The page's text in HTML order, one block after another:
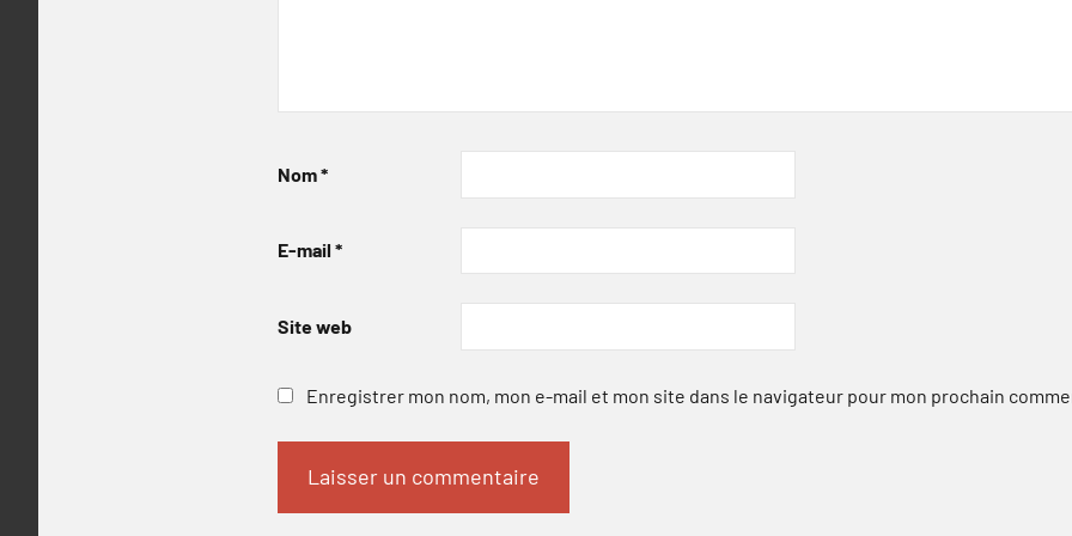
Nom*
E-mail *
Site web
Enregistrer mon nom, mon e-mail et mon site dans le navigateur pour mon prochain